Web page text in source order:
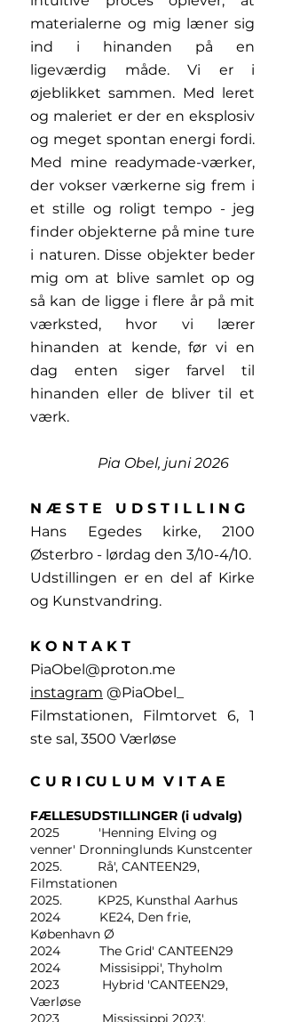
materialerne og mig læner sig
ind i hinanden på en
ligeværdig måde. Vi er i
øjeblikket sammen. Med leret
og maleriet er der en eksplosiv
og meget spontan energi fordi.
Med mine readymade-værker,
der vokser værkerne sig frem i
et stille og roligt tempo - jeg
finder objekterne på mine ture
i naturen. Disse objekter beder
mig om at blive samlet op og
så kan de ligge i flere år på mit
værksted, hvor vi lærer
hinanden at kende, før vi en
dag enten siger farvel til
hinanden eller de bliver til et
værk.
Pia Obel, juni 2026
N Æ S T E U D S T I L L I N G
Hans Egedes kirke, 2100
Østerbro - lørdag den 3/10-4/10.
Udstillingen er en del af Kirke
og Kunstvandring.
K O N T A K T
PiaObel@proton.me
instagram @PiaObel_
Filmstationen, Filmtorvet 6, 1
ste sal, 3500 Værløse
C U R I CU L U M V I T A E
FÆLLESUDSTILLINGER (i udvalg)
2025 'Henning Elving og
venner' Dronninglunds Kunstcenter
2025. Rå', CANTEEN29,
Filmstationen
2025. KP25, Kunsthal Aarhus
2024 KE24, Den frie,
København Ø
2024 The Grid' CANTEEN29
2024 Missisippi', Thyholm
2023 Hybrid 'CANTEEN29,
Værløse
2023 Mississippi 2023',